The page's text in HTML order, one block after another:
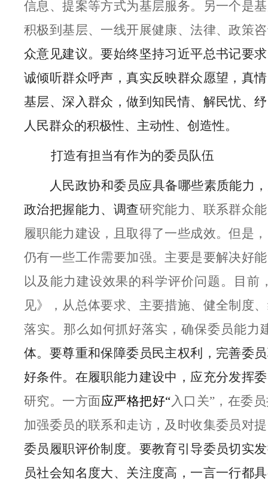
信息、提案等方式为基层服务。另一个是
积极到基层、一线开展健康、法律、政策
众意见建议。要始终坚持习近平总书记要
诚倾听群众呼声，真实反映群众愿望，真
基层、深入群众，做到知民情、解民忧、
人民群众的积极性、主动性、创造性。
打造有担当有作为的委员队伍
人民政协和委员应具备哪些素质能力
政治把握能力、调查研究能力、联系群众
履职能力建设，且取得了一些成效。但是
仍有一些工作需要加强。主要是要解决好
以及能力建设效果的科学评价问题。目
见》，从总体要求、主要措施、健全制度
落实。那么如何抓好落实，确保委员能力
体。要尊重和保障委员民主权利，完善委
好条件。在履职能力建设中，应充分发挥
研究。一方面应严格把好“入口关”，在委
加强委员的联系和走访，及时收集委员对
委员履职评价制度。要教育引导委员切实
员社会知名度大、关注度高，一言一行都